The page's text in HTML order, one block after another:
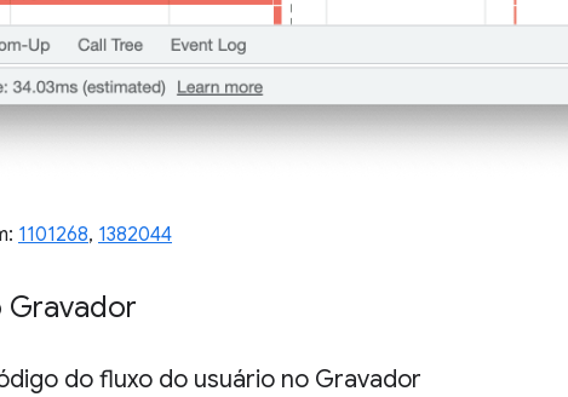
1101268, 1382044
Gravador
do fluxo do usuário no Gravador